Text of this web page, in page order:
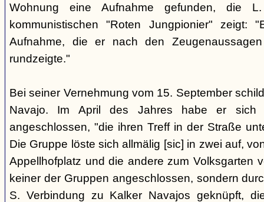
Wohnung eine Aufnahme gefunden, die
kommunistischen "Roten Jungpionier" zeigt:
Aufnahme, die er nach den
rundzeigte."
Bei seiner Vernehmung vom 15. September
Navajo. Im April des Jahres habe er sich
angeschlossen, "die ihren Treff in der Straße
Die Gruppe löste sich allmälig [sic] in zwei auf,
Appellhofplatz und die andere zum Volksgarten
keiner der Gruppen angeschlossen, sondern
S. Verbindung zu Kalker Navajos geknüpft,